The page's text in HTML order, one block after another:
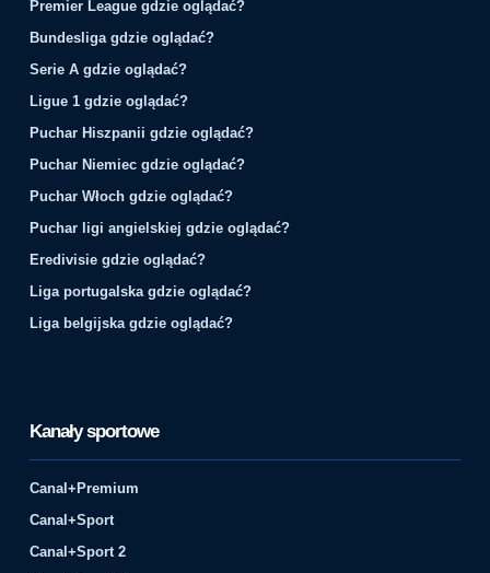
Premier League gdzie oglądać?
Bundesliga gdzie oglądać?
Serie A gdzie oglądać?
Ligue 1 gdzie oglądać?
Puchar Hiszpanii gdzie oglądać?
Puchar Niemiec gdzie oglądać?
Puchar Włoch gdzie oglądać?
Puchar ligi angielskiej gdzie oglądać?
Eredivisie gdzie oglądać?
Liga portugalska gdzie oglądać?
Liga belgijska gdzie oglądać?
Kanały sportowe
Canal+Premium
Canal+Sport
Canal+Sport 2